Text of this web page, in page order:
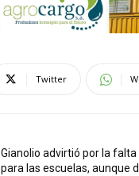
Twitter
Gianolio advirtió por la
para las escuelas, aunque